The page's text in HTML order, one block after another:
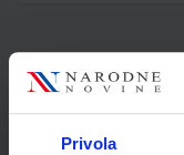
Privola
Kupci